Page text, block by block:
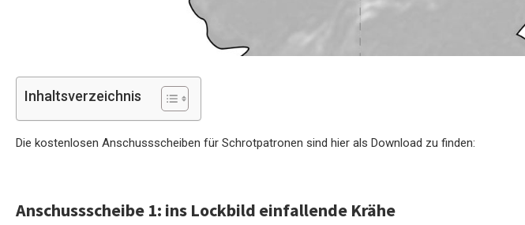
Inhaltsverzeichnis
Die kostenlosen Anschussscheiben für Schrotpatronen sind hier als Download zu finden:
Anschussscheibe 1: ins Lockbild einfallende Krähe